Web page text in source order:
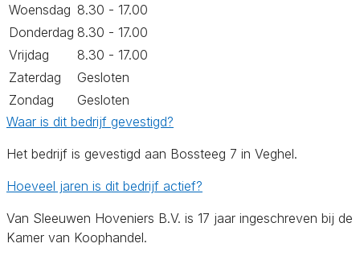
Woensdag 8.30 - 17.00
Donderdag 8.30 - 17.00
Vrijdag
8.30 - 17.00
Zaterdag
Gesloten
Zondag
Gesloten
Waar is dit bedrijf gevestigd?
Het bedrijf is gevestigd aan Bossteeg 7 in Veghel.
Hoeveel jaren is dit bedrijf actief?
Van Sleeuwen Hoveniers B.V. is 17 jaar ingeschreven bij de
Kamer van Koophandel.